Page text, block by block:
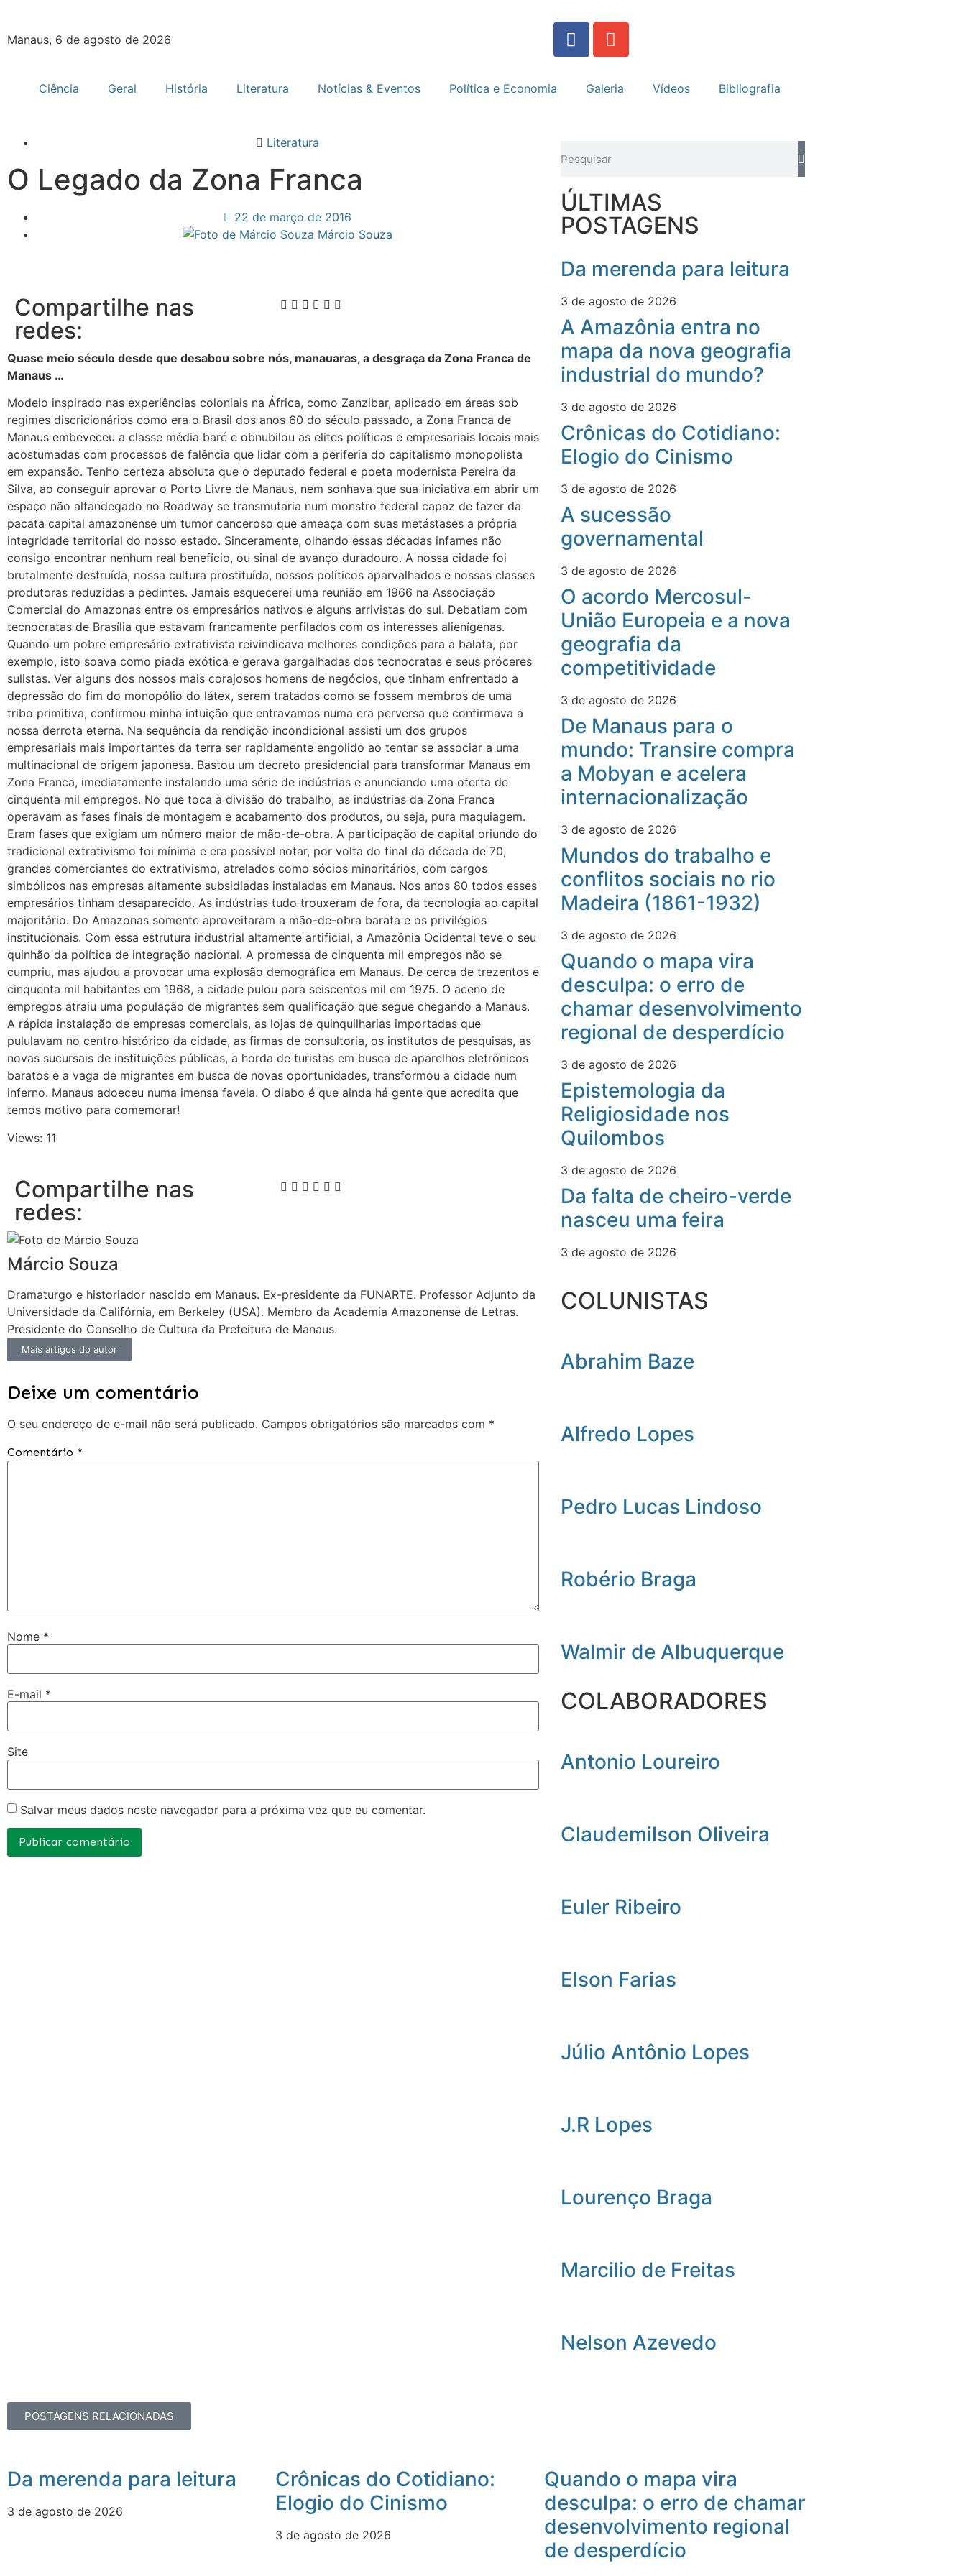
Manaus, 6 de agosto de 2026
Ciência Geral História Literatura Notícias & Eventos Política e Economia Galeria Vídeos Bibliografia
Literatura
O Legado da Zona Franca
22 de março de 2016
Márcio Souza
Compartilhe nas
redes:
Quase meio século desde que desabou sobre nós, manauaras, a desgraça da Zona Franca de
Manaus …
Modelo inspirado nas experiências coloniais na África, como Zanzibar, aplicado em áreas sob
regimes discricionários como era o Brasil dos anos 60 do século passado, a Zona Franca de
Manaus embeveceu a classe média baré e obnubilou as elites políticas e empresariais locais mais
acostumadas com processos de falência que lidar com a periferia do capitalismo monopolista
em expansão. Tenho certeza absoluta que o deputado federal e poeta modernista Pereira da
Silva, ao conseguir aprovar o Porto Livre de Manaus, nem sonhava que sua iniciativa em abrir um
espaço não alfandegado no Roadway se transmutaria num monstro federal capaz de fazer da
pacata capital amazonense um tumor canceroso que ameaça com suas metástases a própria
integridade territorial do nosso estado. Sinceramente, olhando essas décadas infames não
consigo encontrar nenhum real benefício, ou sinal de avanço duradouro. A nossa cidade foi
brutalmente destruída, nossa cultura prostituída, nossos políticos aparvalhados e nossas classes
produtoras reduzidas a pedintes. Jamais esquecerei uma reunião em 1966 na Associação
Comercial do Amazonas entre os empresários nativos e alguns arrivistas do sul. Debatiam com
tecnocratas de Brasília que estavam francamente perfilados com os interesses alienígenas.
Quando um pobre empresário extrativista reivindicava melhores condições para a balata, por
exemplo, isto soava como piada exótica e gerava gargalhadas dos tecnocratas e seus próceres
sulistas. Ver alguns dos nossos mais corajosos homens de negócios, que tinham enfrentado a
depressão do fim do monopólio do látex, serem tratados como se fossem membros de uma
tribo primitiva, confirmou minha intuição que entravamos numa era perversa que confirmava a
nossa derrota eterna. Na sequência da rendição incondicional assisti um dos grupos
empresariais mais importantes da terra ser rapidamente engolido ao tentar se associar a uma
multinacional de origem japonesa. Bastou um decreto presidencial para transformar Manaus em
Zona Franca, imediatamente instalando uma série de indústrias e anunciando uma oferta de
cinquenta mil empregos. No que toca à divisão do trabalho, as indústrias da Zona Franca
operavam as fases finais de montagem e acabamento dos produtos, ou seja, pura maquiagem.
Eram fases que exigiam um número maior de mão-de-obra. A participação de capital oriundo do
tradicional extrativismo foi mínima e era possível notar, por volta do final da década de 70,
grandes comerciantes do extrativismo, atrelados como sócios minoritários, com cargos
simbólicos nas empresas altamente subsidiadas instaladas em Manaus. Nos anos 80 todos esses
empresários tinham desaparecido. As indústrias tudo trouxeram de fora, da tecnologia ao capital
majoritário. Do Amazonas somente aproveitaram a mão-de-obra barata e os privilégios
institucionais. Com essa estrutura industrial altamente artificial, a Amazônia Ocidental teve o seu
quinhão da política de integração nacional. A promessa de cinquenta mil empregos não se
cumpriu, mas ajudou a provocar uma explosão demográfica em Manaus. De cerca de trezentos e
cinquenta mil habitantes em 1968, a cidade pulou para seiscentos mil em 1975. O aceno de
empregos atraiu uma população de migrantes sem qualificação que segue chegando a Manaus.
A rápida instalação de empresas comerciais, as lojas de quinquilharias importadas que
pululavam no centro histórico da cidade, as firmas de consultoria, os institutos de pesquisas, as
novas sucursais de instituições públicas, a horda de turistas em busca de aparelhos eletrônicos
baratos e a vaga de migrantes em busca de novas oportunidades, transformou a cidade num
inferno. Manaus adoeceu numa imensa favela. O diabo é que ainda há gente que acredita que
temos motivo para comemorar!
Views: 11
Compartilhe nas
redes:
Márcio Souza
Dramaturgo e historiador nascido em Manaus. Ex-presidente da FUNARTE. Professor Adjunto da
Universidade da Califórnia, em Berkeley (USA). Membro da Academia Amazonense de Letras.
Presidente do Conselho de Cultura da Prefeitura de Manaus.
Mais artigos do autor
Deixe um comentário
O seu endereço de e-mail não será publicado. Campos obrigatórios são marcados com *
Comentário *
Nome *
E-mail *
Site
Salvar meus dados neste navegador para a próxima vez que eu comentar.
ÚLTIMAS
POSTAGENS
Da merenda para leitura
3 de agosto de 2026
A Amazônia entra no
mapa da nova geografia
industrial do mundo?
3 de agosto de 2026
Crônicas do Cotidiano:
Elogio do Cinismo
3 de agosto de 2026
A sucessão
governamental
3 de agosto de 2026
O acordo Mercosul-
União Europeia e a nova
geografia da
competitividade
3 de agosto de 2026
De Manaus para o
mundo: Transire compra
a Mobyan e acelera
internacionalização
3 de agosto de 2026
Mundos do trabalho e
conflitos sociais no rio
Madeira (1861-1932)
3 de agosto de 2026
Quando o mapa vira
desculpa: o erro de
chamar desenvolvimento
regional de desperdício
3 de agosto de 2026
Epistemologia da
Religiosidade nos
Quilombos
3 de agosto de 2026
Da falta de cheiro-verde
nasceu uma feira
3 de agosto de 2026
COLUNISTAS
Abrahim Baze
Alfredo Lopes
Pedro Lucas Lindoso
Robério Braga
Walmir de Albuquerque
COLABORADORES
Antonio Loureiro
Claudemilson Oliveira
Euler Ribeiro
Elson Farias
Júlio Antônio Lopes
J.R Lopes
Lourenço Braga
Marcilio de Freitas
Nelson Azevedo
POSTAGENS RELACIONADAS
Da merenda para leitura
3 de agosto de 2026
Crônicas do Cotidiano:
Elogio do Cinismo
3 de agosto de 2026
Quando o mapa vira
desculpa: o erro de chamar
desenvolvimento regional
de desperdício